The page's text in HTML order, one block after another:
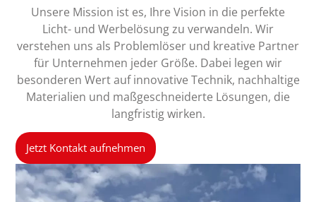
Unsere Mission ist es, Ihre Vision in die perfekte
Licht- und Werbelösung zu verwandeln. Wir
verstehen uns als Problemlöser und kreative Partner
für Unternehmen jeder Größe. Dabei legen wir
besonderen Wert auf innovative Technik, nachhaltige
Materialien und maßgeschneiderte Lösungen, die
langfristig wirken.
Jetzt Kontakt aufnehmen